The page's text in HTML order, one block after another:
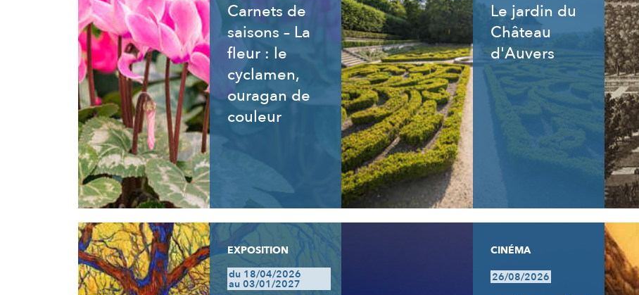
Carnets de
saisons – La
fleur : le
cyclamen,
ouragan de
couleur
Le jardin du
Château
d'Auvers
EXPOSITION
du 18/04/2026
au 03/01/2027
CINÉMA
26/08/2026